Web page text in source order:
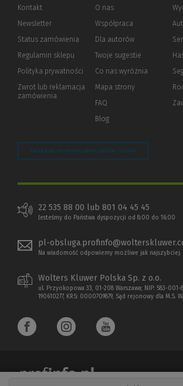
Kontakt
Newsletter
Status zamówienia
Regulamin sklepu
Polityka prywatności (Nowe
(Link
innej
Zwrot lub reklamacja
zamówienia
O nas
Współpraca
Dla autorów(Nowe
(Link
innej
strony)
Twoje sugestie
Co nas wyróżnia
Mapa strony
FAQ
Blog
Zarządzaj preferencjami plików cookie
22 535 88 00 lub 801 04 45 45
Jesteśmy do Państwa dyspozycji od 8:00 do 16:00
pl-
Na wiadomość odpowiemy możliwe jak najszybciej.
Wolters Kluwer Polska Sp. z o.o.
ul. Przyokopowa 33, 01-208 Warszawa; NIP: 583-001-
190610277, KRS: 0000709879, Sąd rejonowy dla M.S.